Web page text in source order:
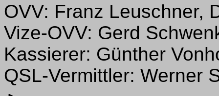
OVV: Franz Leuschner,
Vize-OVV: Gerd
Kassierer: Günther
QSL-Vermittler: Werner